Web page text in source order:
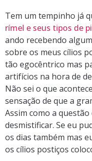
Tem um tempinho já
rímel e seus tipos de
ando recebendo
sobre os meus cílios
tão egocêntrico mas
artifícios na hora de
Não sei o que
sensação de que a
Assim como a
desmistificar. Se eu
os dias também mas
os cílios postiços